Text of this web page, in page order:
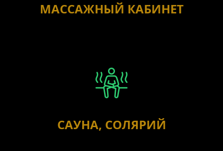
МАССАЖНЫЙ КАБИНЕТ
САУНА, СОЛЯРИЙ